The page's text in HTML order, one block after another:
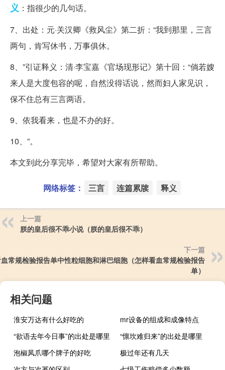
义 ：指很少的几句话。
7、出处：元·关汉卿《救风尘》第二折：“我到那里，三言
两句，肯写休书，万事俱休。
8、”引证释义：清·李宝嘉《官场现形记》第十回：“倘若嫂
来人是大度包容的呢，自然没得话说，然而妇人家见识，
保不住总有三言两语。
9、依我看来，也是不办的好。
10、”。
本文到此分享完毕，希望对大家有所帮助。
网络标签： 三言 连篇累牍 释义
上一篇
朕的皇后很不乖小说（朕的皇后很不乖）
下一篇
常规检验报告单中性粒细胞和淋巴细胞（怎样看血常规检验报告
单）
相关问题
淮安万达有什么好吃的
mr设备的组成和成像特点
“欲语去年今日事”的出处是哪里
“懔坎难归来”的出处是哪里
泡椒凤爪哪个牌子的好吃
极过年还有几天